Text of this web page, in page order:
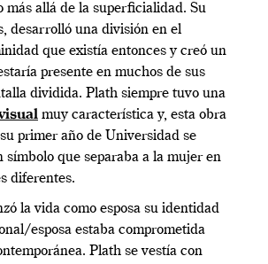
más allá de la superficialidad. Su
desarrolló una división en el
que existía entonces y creó un
presente en muchos de sus
dividida. Plath siempre tuvo una
muy característica y, esta obra
primer año de Universidad se
que separaba a la mujer en
diferentes.
la vida como esposa su identidad
esposa estaba comprometida
Plath se vestía con